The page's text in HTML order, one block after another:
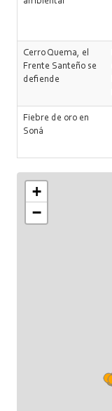
Cerro Quema, el
Frente Santeño se
defiende
Fiebre de oro en
Soná
+
−